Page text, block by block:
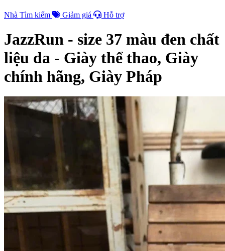
Nhà Tìm kiếm Giảm giá Hỗ trợ
JazzRun - size 37 màu đen chất
liệu da - Giày thể thao, Giày
chính hãng, Giày Pháp